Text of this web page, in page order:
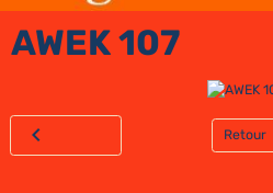
AWEK 107
Retour